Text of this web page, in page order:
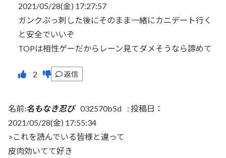
2021/05/28(金) 17:27:57
ガンクぶっ刺した後にそのまま一緒にカニデート行く
と安全でいいぞ
TOPは相性ゲーだからレーン見てダメそうなら諦めて
返信
名前:名もなき忍び 032570b5d : 投稿日：
2021/05/28(金) 17:55:34
>これを読んでいる皆様と違って
皮肉効いてて好き